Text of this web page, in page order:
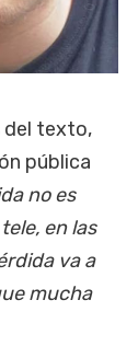
del texto,
pública
no es
en las
va a
mucha